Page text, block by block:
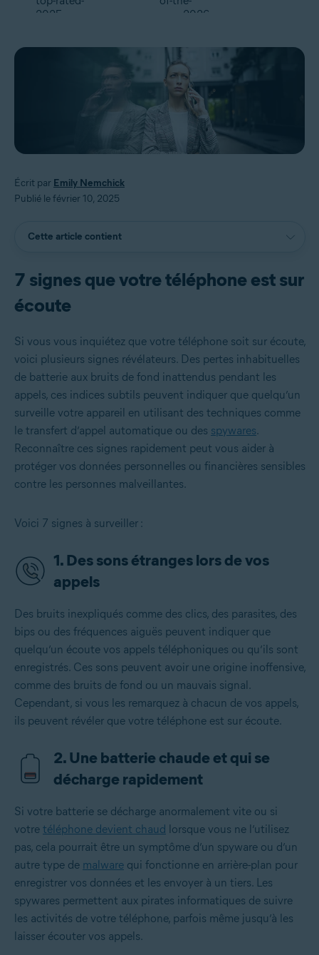
Écrit par Emily Nemchick
Publié le février 10, 2025
Cette article contient
7 signes que votre téléphone est sur
écoute
Si vous vous inquiétez que votre téléphone soit sur écoute,
voici plusieurs signes révélateurs. Des pertes inhabituelles
de batterie aux bruits de fond inattendus pendant les
appels, ces indices subtils peuvent indiquer que quelqu’un
surveille votre appareil en utilisant des techniques comme
le transfert d’appel automatique ou des spywares.
Reconnaître ces signes rapidement peut vous aider à
protéger vos données personnelles ou financières sensibles
contre les personnes malveillantes.
Voici 7 signes à surveiller :
1. Des sons étranges lors de vos
appels
Des bruits inexpliqués comme des clics, des parasites, des
bips ou des fréquences aiguës peuvent indiquer que
quelqu’un écoute vos appels téléphoniques ou qu’ils sont
enregistrés. Ces sons peuvent avoir une origine inoffensive,
comme des bruits de fond ou un mauvais signal.
Cependant, si vous les remarquez à chacun de vos appels,
ils peuvent révéler que votre téléphone est sur écoute.
2. Une batterie chaude et qui se
décharge rapidement
Si votre batterie se décharge anormalement vite ou si
votre téléphone devient chaud lorsque vous ne l’utilisez
pas, cela pourrait être un symptôme d’un spyware ou d’un
autre type de malware qui fonctionne en arrière-plan pour
enregistrer vos données et les envoyer à un tiers. Les
spywares permettent aux pirates informatiques de suivre
les activités de votre téléphone, parfois même jusqu’à les
laisser écouter vos appels.